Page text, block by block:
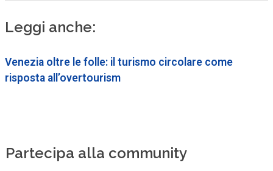
Leggi anche:
Venezia oltre le folle: il turismo circolare come
risposta all’overtourism
Partecipa alla community